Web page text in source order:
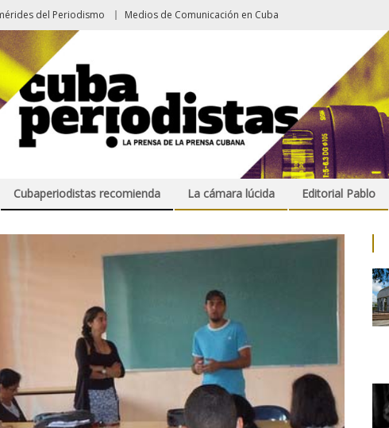
del Periodismo Medios de Comunicación en Cuba
Cubaperiodistas recomienda La cámara lúcida Editorial Pablo